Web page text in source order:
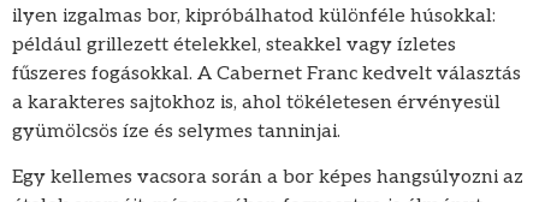
ilyen izgalmas bor, kipróbálhatod különféle húsokkal:
például grillezett ételekkel, steakkel vagy ízletes
fűszeres fogásokkal. A Cabernet Franc kedvelt választás
a karakteres sajtokhoz is, ahol tökéletesen érvényesül
gyümölcsös íze és selymes tanninjai.
Egy kellemes vacsora során a bor képes hangsúlyozni az